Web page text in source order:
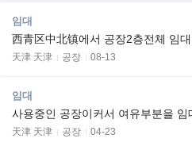
임대
西青区中北镇에서 공장2층전체 임
天津 天津 공장 08-13
임대
사용중
天津 天津 공장 04-23